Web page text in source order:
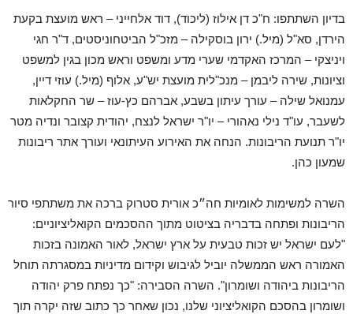
בדיון השתתפו: ח"כ דן אילוז (ליכוד), דוד אלחייני – ראש מועצת בקעת
הירדן, סא"ל (מיל.) ירון בוסקילה – מזכ"ל הביטחוניסטים, ד"ר חגי
ויניצקי – המרכז האקדמי שערי מדע ומשפט וראש מכון בגין למשפט
וציונות, שירה ליבמן – מנכ"לית מועצת יש"ע, אלוף (מיל.) עוזי דיין,
עמנואל שילה – עורך עיתון בשבע, אברהם כץ-עוז – שר החקלאות
לשעבר, עו"ד נילי נאהורי – יו"ר ישראל לנצח, יהודית קצובר ונדיה מטר
יו"ר תנועת הריבונות. הנחה את האירוע העיתונאי ועורך אתר ריבונות
שמעון כהן.
השרה למשימות לאומיות חה״כ אורית סטרוק ברכה את משתתפי סיור
הריבונות ופתחה בדבריה בציטוט מתוך ההסכמים הקואליציוניים:
"לעם ישראל יש זכות טבעית על ארץ ישראל, לאור האמונה בזכות
האמורה ראש הממשלה יוביל לגיבוש וקידום מדיניות במסגרתה תוחל
הריבונות ביהודה ושומרון". השרה הסבירה: "כך נפתח פרק יהודה
ושומרון בהסכם הקואליציוני שלנו, נכון שאחר כך כתוב שזה יקרה תוך